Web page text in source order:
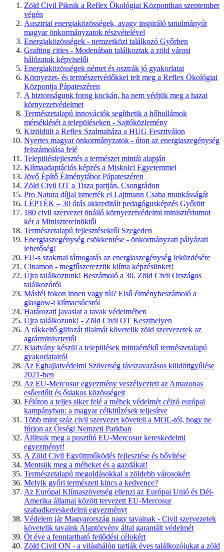
Zöld Civil Piknik a Reflex Ökológiai Központban szeptember
végén
Ausztriai energiaközösségek, avagy inspiráló tanulmányút
magyar önkormányzatok részvételével
Energiaközösségek - nemzetközi találkozó Győrben
Grafting cities - Modenában találkoztak a zöld városi
hálózatok képviselői
Energiaközösségek német és osztrák jó gyakorlatai
Környezet- és természetvédőkkel telt meg a Reflex Ökológiai
Központja Pápateszéren
A biztonságunk forog kockán, ha nem védjük meg a hazai
környezetvédelmet
Természetalapú innovációk segíthetik a hőhullámok
mérséklését a településeken - Sajtóközlemény
Kizöldült a Reflex Szalmaháza a HUG Fesztiválon
Nyertes magyar önkormányzatok - úton az energiaszegénység
felszámolása felé
Településfejlesztés a természet mintái alapján
Klímaadaptációs képzés a Miskolci Egyetemmel
Jövő Építő Élménytábor Pápateszéren
Zöld Civil OT a Tisza partján, Csongrádon
Pro Natura díjjal ismerték el Lajtmann Csaba munkásságát
LÉPTÉK – 30 órás akkreditált pedagógusképzés Győrött
180 civil szervezet önálló környezetvédelmi minisztériumot
kér a Miniszterelnöktől
Természetalapú fejlesztésekről Szegeden
Energiaszegénység csökkentése - önkormányzati pályázati
lehetőség!
EU-s szakmai támogatás az energiaszegénység leküzdésére
Cinamon - megfűszerezzük klíma képzésünket!
Újra találkoztunk! Beszámoló a 30. Zöld Civil Országos
találkozóról
Másfél fokon innen vagy túl? Első élménybeszámoló a
glasgow-i klímacsúcsról
Határozati javaslat a tavak védelmében
Újra találkozunk! - Zöld Civil OT Keszthelyen
A rákkeltő glifozát tilalmát követelik zöld szervezetek az
agrárminisztertől
Kiadvány készül a települések mintaértékű természetalapú
gyakorlatairól
Az Éghajlatvédelmi Szövetség távszavazásos küldöttgyűlése
2021-ben
Az EU-Mercosur egyezmény veszélyezteti az Amazonas
esőerdőit és őslakos közösségeit
Félúton a teljes siker felé a méhek védelmét célzó európai
kampányban: a magyar célkitűzések teljesítve
Több mint száz civil szervezet követeli a MOL-tól, hogy ne
fúrjon az Őrségi Nemzeti Parkban
Állítsuk meg a pusztító EU-Mercosur kereskedelmi
egyezményt!
A Zöld Civil Együttműködés fejlesztése és bővítése
Mentsük meg a méheket és a gazdákat!
Természetalapú megoldásokkal a zöldebb városokért
Melyik győri természeti kincs a kedvence?
Az Európai Klímaszövetség ellenzi az Európai Unió és Dél-
Amerika államai között tervezett EU-Mercosur
szabadkereskedelmi egyezményt
Védelem jár Magyarország nagy tavainak - Civil szervezetek
követelik tavaink Alaptörvény által garantált védelmét
Öt éve a fenntartható fejlődési célokért
Zöld Civil ON - a világhálón tartják éves találkozójukat a zöld